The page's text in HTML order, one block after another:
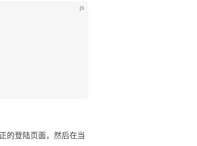
js
的登陆页面，然后在当